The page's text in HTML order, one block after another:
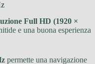
Full HD (1920 ×
e una buona esperienza
permette una navigazione